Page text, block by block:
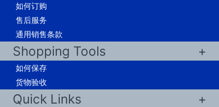
如何订购
售后服务
通用销售条款
Shopping Tools
如何保存
货物验收
Quick Links